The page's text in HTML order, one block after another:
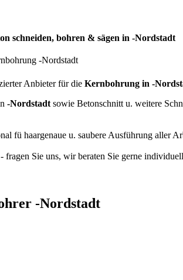
schneiden, bohren & sägen in -Nordstadt
Anbieter für die Kernbohrung in -
-Nordstadt sowie Betonschnitt u. weitere
fü haargenaue u. saubere Ausführung aller
fragen Sie uns, wir beraten Sie gerne
-Nordstadt